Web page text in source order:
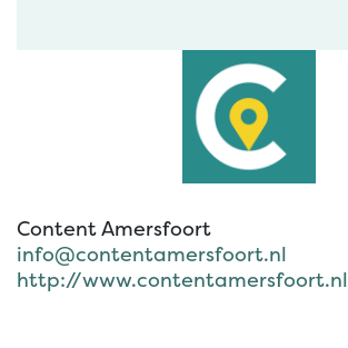
Content Amersfoort
info@contentamersfoort.nl
http://www.contentamersfoort.nl